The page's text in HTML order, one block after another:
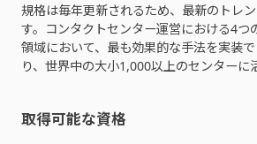
規格は毎年更新されるため、最新のトレ
す。コンタクトセンター運営における4つ
領域において、最も効果的な手法を実装
り、世界中の大小1,000以上のセンターに
取得可能な資格